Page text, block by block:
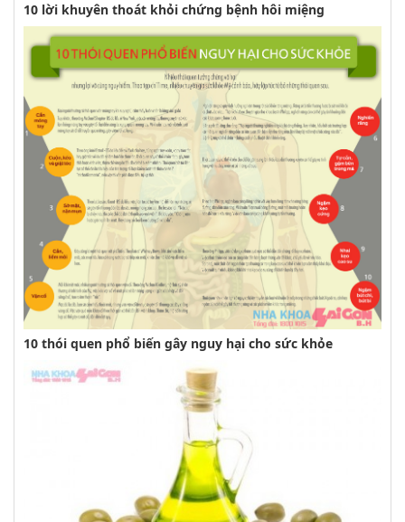
10 lời khuyên thoát khỏi chứng bệnh hôi miệng
10 thói quen phổ biến gây nguy hại cho sức khỏe